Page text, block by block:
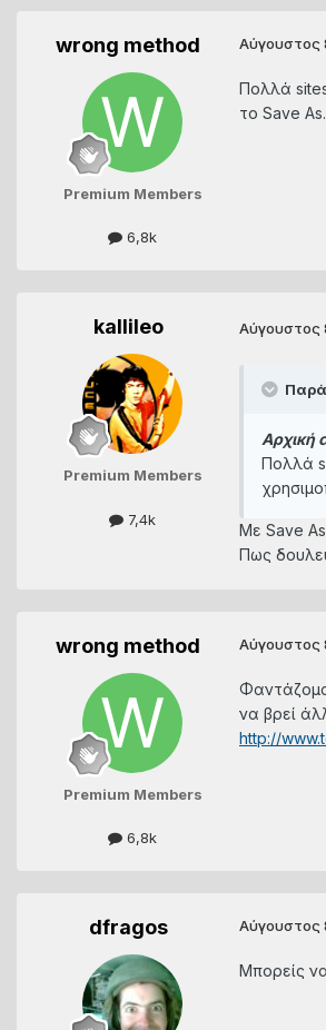
wrong method
Premium Members
6,8k
Αύγουστος
Πολλά
το Save
kallileo
Premium Members
7,4k
Αύγουστος
Αρχική
Πολλά
Με Save
Πως
wrong method
Premium Members
6,8k
Αύγουστος
να βρεί
http://
dfragos Αύγουστος
Μπορείς